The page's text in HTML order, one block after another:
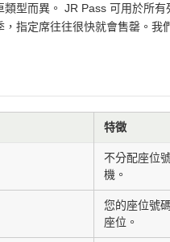
型而異。 JR Pass 可用於所有
指定席往往很快就會售罄。我
特徵
不分配座位
機。
您的座位號
座位。